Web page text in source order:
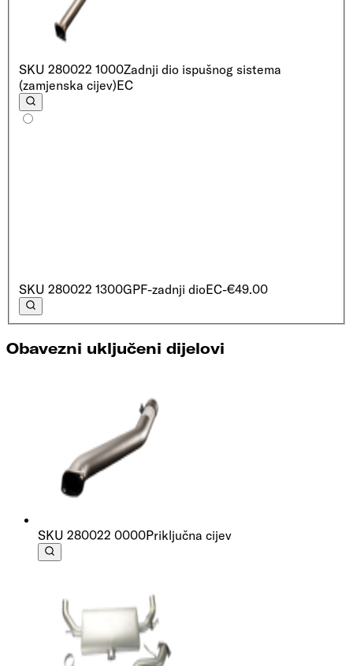
SKU 280022 1000Zadnji dio ispušnog sistema
(zamjenska cijev)EC
SKU 280022 1300GPF-zadnji dioEC-€49.00
Obavezni uključeni dijelovi
SKU 280022 0000Priključna cijev